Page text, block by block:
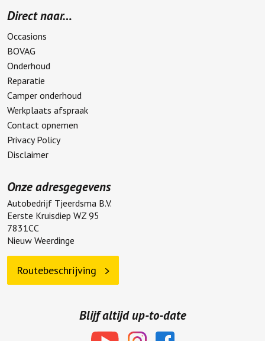
Blijf altijd up-to-date
Direct naar…
Occasions
BOVAG
Onderhoud
Reparatie
Camper onderhoud
Werkplaats afspraak
Contact opnemen
Privacy Policy
Disclaimer
Onze adresgegevens
Autobedrijf Tjeerdsma B.V.
Eerste Kruisdiep WZ 95
7831CC
Nieuw Weerdinge
Routebeschrijving